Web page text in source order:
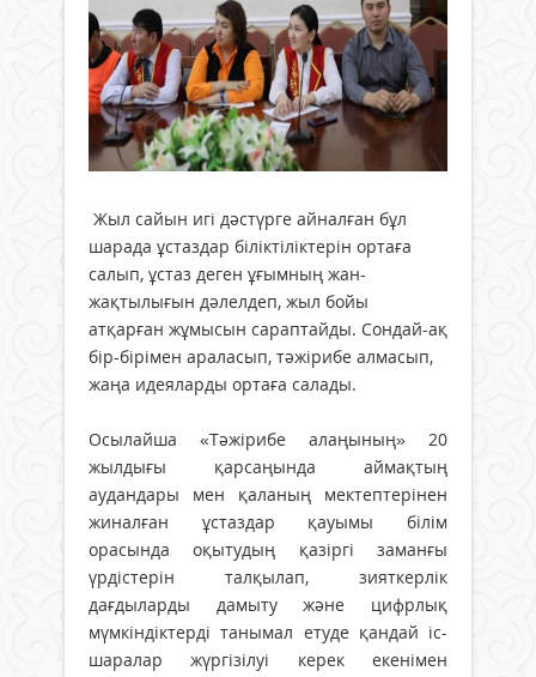
Жыл сайын игі дәстүрге айналған бұл
шарада ұстаздар біліктіліктерін ортаға
салып, ұстаз деген ұғымның жан-
жақтылығын дәлелдеп, жыл бойы
атқарған жұмысын сараптайды. Сондай-ақ
бір-бірімен араласып, тәжірибе алмасып,
жаңа идеяларды ортаға салады.
Осылайша «Тәжірибе алаңының» 20
жылдығы қарсаңында аймақтың
аудандары мен қаланың мектептерінен
жиналған ұстаздар қауымы білім
орасында оқытудың қазіргі заманғы
үрдістерін талқылап, зияткерлік
дағдыларды дамыту және цифрлық
мүмкіндіктерді танымал етуде қандай іс-
шаралар жүргізілуі керек екенімен